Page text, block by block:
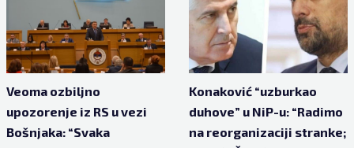
Veoma ozbiljno
upozorenje iz RS u vezi
Bošnjaka: “Svaka
Konaković “uzburkao
duhove” u NiP-u: “Radimo
na reorganizaciji stranke;